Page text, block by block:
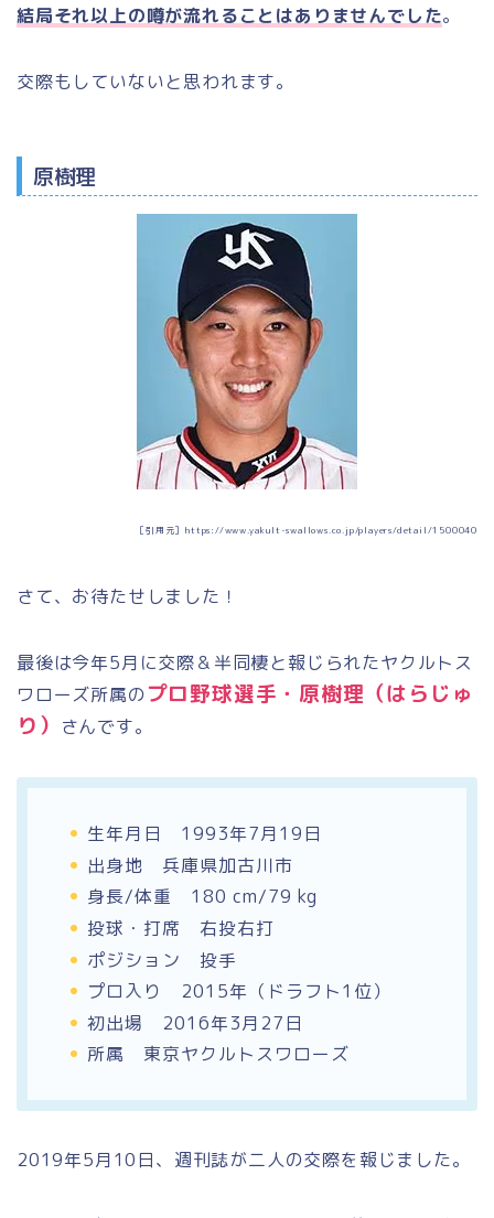
結局それ以上の噂が流れることはありませんでした。
交際もしていないと思われます。
原樹理
［引用元］https://www.yakult-swallows.co.jp/players/detail/1500040
さて、お待たせしました！
最後は今年5月に交際＆半同棲と報じられたヤクルトス
ワローズ所属のプロ野球選手・原樹理（はらじゅ
り） さんです。
生年月日 1993年7月19日
出身地 兵庫県加古川市
身長/体重 180 cm/79 kg
投球・打席 右投右打
ポジション 投手
プロ入り 2015年（ドラフト1位）
初出場 2016年3月27日
所属 東京ヤクルトスワローズ
2019年5月10日、週刊誌が二人の交際を報じました。